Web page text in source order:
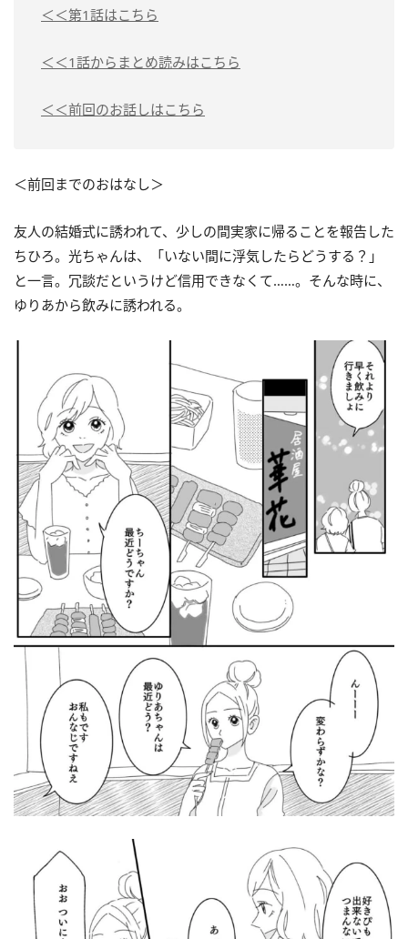
＜＜第1話はこちら
＜＜1話からまとめ読みはこちら
＜＜前回のお話しはこちら
＜前回までのおはなし＞
友人の結婚式に誘われて、少しの間実家に帰ることを報告した
ちひろ。光ちゃんは、「いない間に浮気したらどうする？」
と一言。冗談だというけど信用できなくて……。そんな時に、
ゆりあから飲みに誘われる。